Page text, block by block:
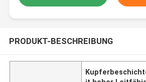
PRODUKT-BESCHREIBUNG